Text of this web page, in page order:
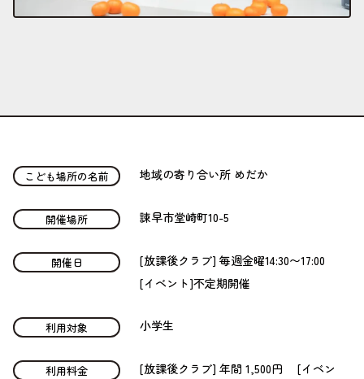
こども場所の名前 地域の寄り合い所 めだか
開催場所 諫早市堂崎町10-5
開催日
[放課後クラブ] 毎週金曜14:30〜17:00
[イベント]不定期開催
利用対象 小学生
利用料金
[放課後クラブ] 年間 1,500円 [イベン